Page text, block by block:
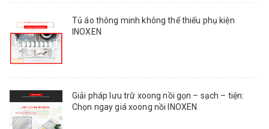
Tủ áo thông minh không thể thiếu phụ kiện
INOXEN
Giải pháp lưu trữ xoong nồi gọn – sạch – tiện:
Chọn ngay giá xoong nồi INOXEN